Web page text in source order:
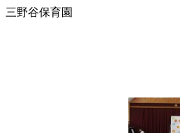
三野谷保育園